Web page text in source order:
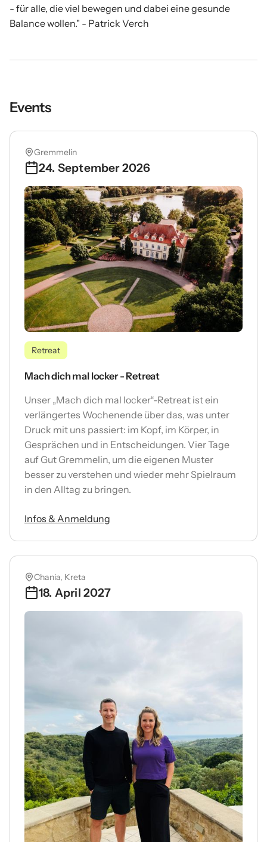
- für alle, die viel bewegen und dabei eine gesunde
Balance wollen." - Patrick Verch
Events
Gremmelin
24. September 2026
Retreat
Mach dich mal locker - Retreat
Unser „Mach dich mal locker“-Retreat ist ein
verlängertes Wochenende über das, was unter
Druck mit uns passiert: im Kopf, im Körper, in
Gesprächen und in Entscheidungen. Vier Tage
auf Gut Gremmelin, um die eigenen Muster
besser zu verstehen und wieder mehr Spielraum
in den Alltag zu bringen.
Infos & Anmeldung
Chania, Kreta
18. April 2027